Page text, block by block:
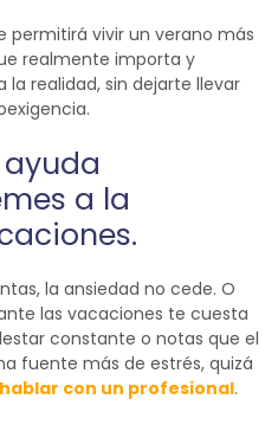
permitirá vivir un verano más
realmente importa y
realidad, sin dejarte llevar
a la
la ansiedad no cede. O
las vacaciones te cuesta
constante o notas que el
fuente más de estrés, quizá
con un profesional.